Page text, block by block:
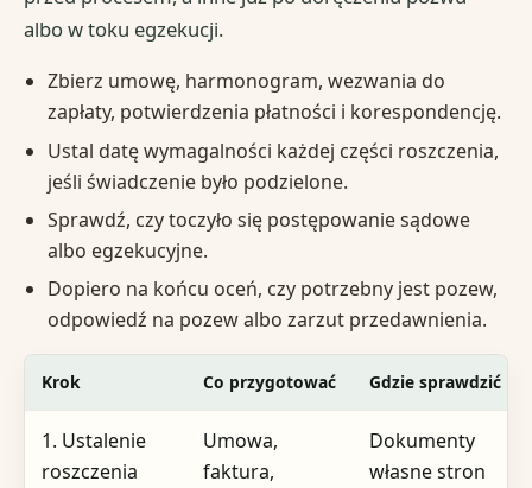
albo w toku egzekucji.
Zbierz umowę, harmonogram, wezwania do
zapłaty, potwierdzenia płatności i korespondencję.
Ustal datę wymagalności każdej części roszczenia,
jeśli świadczenie było podzielone.
Sprawdź, czy toczyło się postępowanie sądowe
albo egzekucyjne.
Dopiero na końcu oceń, czy potrzebny jest pozew,
odpowiedź na pozew albo zarzut przedawnienia.
Krok Co przygotować Gdzie sprawdzić
1. Ustalenie
roszczenia
Umowa,
faktura,
Dokumenty
własne stron